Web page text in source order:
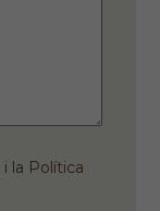
i la Política